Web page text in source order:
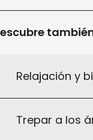
Relajación y
Trepar a los